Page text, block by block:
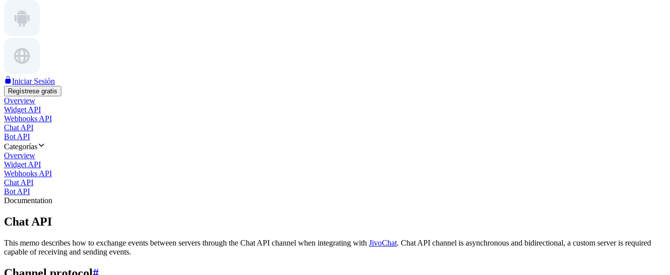
Iniciar Sesión
Regístrese gratis
Overview
Widget API
Webhooks API
Chat API
Bot API
Categorías
Overview
Widget API
Webhooks API
Chat API
Bot API
Documentation
Chat API
This memo describes how to exchange events between servers through the Chat API channel when integrating with JivoChat. Chat API channel is asynchronous and bidirectional, a custom server is required
capable of receiving and sending events.